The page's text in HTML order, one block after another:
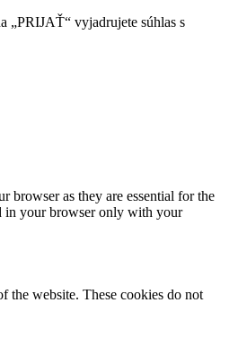
„PRIJAŤ“ vyjadrujete súhlas s
browser as they are essential for the
in your browser only with your
the website. These cookies do not